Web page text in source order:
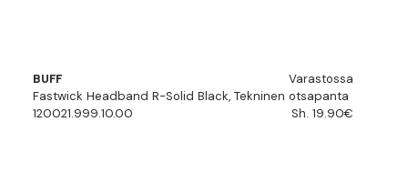
BUFF
Varastossa
Fastwick Headband R-Solid Black, Tekninen otsapanta
120021.999.10.00
Sh. 19.90€